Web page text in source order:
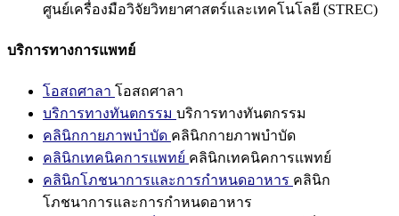
ศูนย์เครื่องมือวิจัยวิทยาศาสตร์และเทคโนโลยี (STREC)
บริการทางการแพทย์
โอสถศาลา โอสถศาลา
บริการทางทันตกรรม บริการทางทันตกรรม
คลินิกกายภาพบำบัด คลินิกกายภาพบำบัด
คลินิกเทคนิคการแพทย์ คลินิกเทคนิคการแพทย์
คลินิกโภชนาการและการกำหนดอาหาร คลินิก
โภชนาการและการกำหนดอาหาร